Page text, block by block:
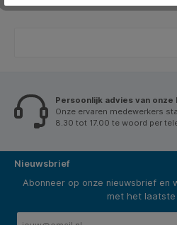
Persoonlijk advies van onze
Onze ervaren medewerkers
8.30 tot 17.00 te woord per
Nieuwsbrief
Abonneer op onze nieuwsbrief en
met het laatste